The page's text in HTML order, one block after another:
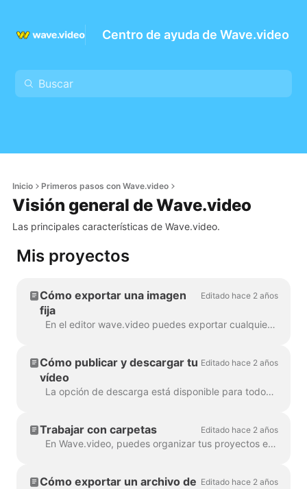
Centro de ayuda de Wave.video
Inicio Primeros pasos con Wave.video
Visión general de Wave.video
Las principales características de Wave.video.
Mis proyectos
Cómo exportar una imagen
fija
Editado hace 2 años
En el editor wave.video puedes exportar cualquier fotograma a formato JPG, PNG o GIF. Sólo PNG y GIF soportan transparencia. ¿Cómo empezar? Primero, busca el fotograma ...
Cómo publicar y descargar tu
vídeo
Editado hace 2 años
La opción de descarga está disponible para todos los usuarios de pago de wave.video. Para descargar tu vídeo tienes que seguir 2 sencillos pasos : Opción A: Paso ...
Trabajar con carpetas Editado hace 2 años
En Wave.video, puedes organizar tus proyectos en carpetas. De esta forma, es más cómodo buscar entre tus proyectos. Para crear una nueva ...
Cómo exportar un archivo de Editado hace 2 años